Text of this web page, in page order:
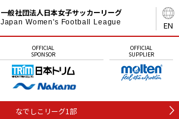
EN
一般社団法人日本女子サッカーリーグ
Japan Women's Football League
OFFICIAL
SPONSOR
OFFICIAL
SUPPLIER
なでしこリーグ1部